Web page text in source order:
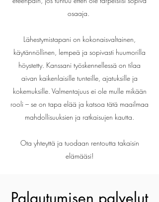
osaaja.
Lähestymistapani on kokonaisvaltainen,
käytännöllinen, lempeä ja sopivasti huumorilla
höystetty. Kanssani työskennellessä on tilaa
aivan kaikenlaisille tunteille, ajatuksille ja
kokemuksille. Valmentajuus ei ole mulle mikään
rooli – se on tapa elää ja katsoa tätä maailmaa
mahdollisuuksien ja ratkaisujen kautta.
Ota yhteyttä ja tuodaan rentoutta takaisin
elämääsi!
Palautumisen palvelut